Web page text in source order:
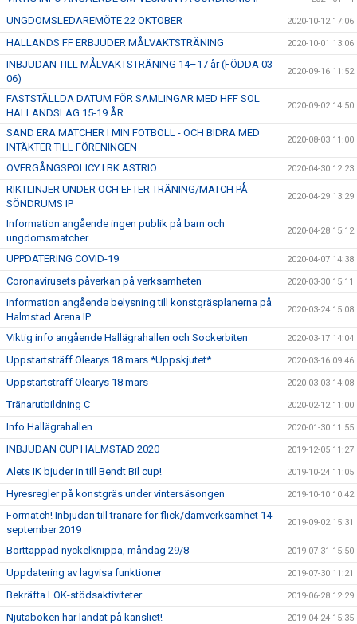
UNGDOMSLEDAREMÖTE 22 OKTOBER 2020-10-12 17:06
HALLANDS FF ERBJUDER MÅLVAKTSTRÄNING 2020-10-01 13:06
INBJUDAN TILL MÅLVAKTSTRÄNING 14–17 år (FÖDDA 03-
06)
2020-09-16 11:52
FASTSTÄLLDA DATUM FÖR SAMLINGAR MED HFF SOL
HALLANDSLAG 15-19 ÅR
2020-09-02 14:50
SÄND ERA MATCHER I MIN FOTBOLL - OCH BIDRA MED
INTÄKTER TILL FÖRENINGEN
2020-08-03 11:00
ÖVERGÅNGSPOLICY I BK ASTRIO 2020-04-30 12:23
RIKTLINJER UNDER OCH EFTER TRÄNING/MATCH PÅ
SÖNDRUMS IP
2020-04-29 13:29
Information angående ingen publik på barn och
ungdomsmatcher
2020-04-28 15:12
UPPDATERING COVID-19 2020-04-07 14:38
Coronavirusets påverkan på verksamheten 2020-03-30 15:11
Information angående belysning till konstgräsplanerna på
Halmstad Arena IP
2020-03-24 15:08
Viktig info angående Hallägrahallen och Sockerbiten 2020-03-17 14:04
Uppstartsträff Olearys 18 mars *Uppskjutet* 2020-03-16 09:46
Uppstartsträff Olearys 18 mars 2020-03-03 14:08
Tränarutbildning C 2020-02-12 11:00
Info Hallägrahallen 2020-01-30 11:55
INBJUDAN CUP HALMSTAD 2020 2019-12-05 11:27
Alets IK bjuder in till Bendt Bil cup! 2019-10-24 11:05
Hyresregler på konstgräs under vintersäsongen 2019-10-10 10:42
Förmatch! Inbjudan till tränare för flick/damverksamhet 14
september 2019
2019-09-02 15:31
Borttappad nyckelknippa, måndag 29/8 2019-07-31 15:50
Uppdatering av lagvisa funktioner 2019-07-30 11:21
Bekräfta LOK-stödsaktiviteter 2019-06-28 12:29
Njutaboken har landat på kansliet! 2019-04-24 15:35